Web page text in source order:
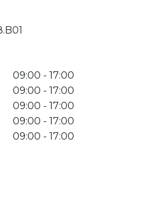
09:00 - 17:00
09:00 - 17:00
09:00 - 17:00
09:00 - 17:00
09:00 - 17:00